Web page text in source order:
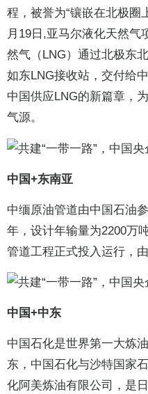
程，被誉为“镶嵌在北极圈
月19日,亚马尔液化天然气
然气（LNG）通过北极东
如东LNG接收站，交付给
中国供应LNG的新篇章，
气源。
中国+东南亚
中缅原油管道由中国石油
年，设计年输量为2200万
管道工程正式投入运行，
中国+中东
中国石化是世界第一大炼
东，中国石化与沙特国家
化阿美炼油有限公司，是